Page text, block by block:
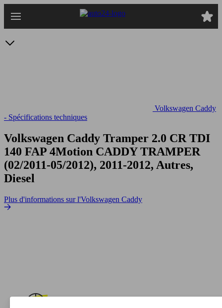
au
Volkswagen Caddy
- Spécifications techniques
Volkswagen Caddy Tramper 2.0 CR TDI
140 FAP 4Motion CADDY TRAMPER
(02/2011-05/2012), 2011-2012, Autres,
Diesel
Plus d'informations sur l'Volkswagen Caddy